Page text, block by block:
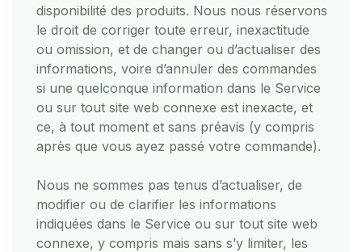
disponibilité des produits. Nous nous réservons
le droit de corriger toute erreur, inexactitude
ou omission, et de changer ou d’actualiser des
informations, voire d’annuler des commandes
si une quelconque information dans le Service
ou sur tout site web connexe est inexacte, et
ce, à tout moment et sans préavis (y compris
après que vous ayez passé votre commande).
Nous ne sommes pas tenus d’actualiser, de
modifier ou de clarifier les informations
indiquées dans le Service ou sur tout site web
connexe, y compris mais sans s’y limiter, les